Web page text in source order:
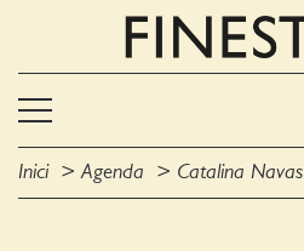
Inici Agenda Catalina Navas